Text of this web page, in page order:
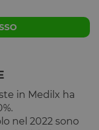
in Medilx ha
nel 2022 sono